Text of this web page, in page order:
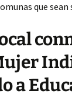
que sean
a